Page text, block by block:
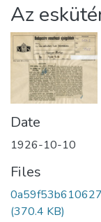
Statistics
About us
Az
Date
1926-10-10
Files
(370.4 KB)